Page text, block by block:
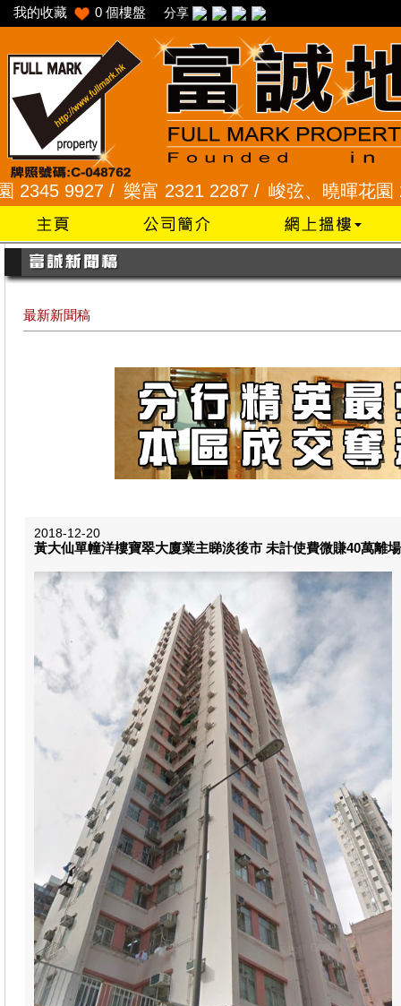
我的收藏 0 個樓盤 分享
/樂富 2321 2287 /峻弦、曉暉花園 2345 1286
最新新聞稿
2018-12-20
黃大仙單幢洋樓寶翠大廈業主睇淡後市 未計使費微賺40萬離